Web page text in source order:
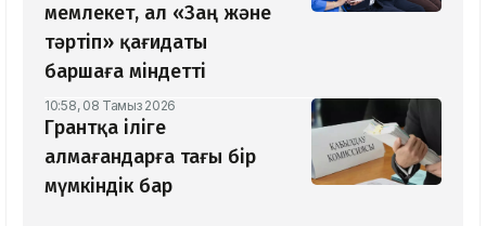
мемлекет, ал «Заң және
тәртіп» қағидаты
баршаға міндетті
10:58, 08 Тамыз 2026
Грантқа іліге
алмағандарға тағы бір
мүмкіндік бар